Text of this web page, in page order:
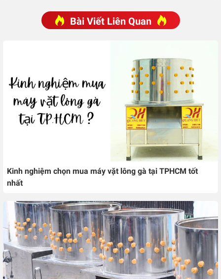
Bài Viết Liên Quan
Kinh nghiệm chọn mua máy vặt lông gà tại TPHCM tốt
nhất